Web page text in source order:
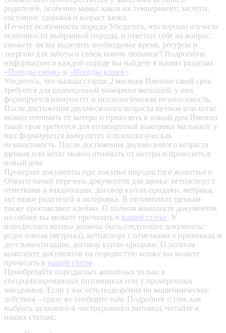
родителей, особенно мамы: каков их темперамент, заслуги,
состояние здоровья и возраст вязки.
Изучите особенности породы Убедитесь, что хорошо изучили
особенности выбранной породы, и ответьте себе на вопрос:
сможете ли вы выделить необходимое время, ресурсы и
энергию для заботы о своем новом любимце? Подробную
информацию о каждой породе вы найдете в наших разделах
«Породы собак» и «Породы кошек».
Убедитесь, что малыш старше 2 месяцев Именно такой срок
требуется для полноценной выкормки малышей: у них
формируется иммунитет и психологическая независимость.
После достижения двухмесячного возраста щенков или котят
можно отнимать от матери и привозить в новый дом.Именно
такой срок требуется для полноценной выкормки малышей: у
них формируется иммунитет и психологическая
независимость. После достижения двухмесячного возраста
щенков или котят можно отнимать от матери и привозить в
новый дом.
Проверьте документы при покупке породистого животного
Обязательный перечень документов для щенка: ветпаспорт с
отметками о вакцинации, договор купли-продажи, метрика,
акт вязки родителей и актировка. В питомниках щенкам
также проставляют клеймо. О полном комплекте документов
на собаку вы можете прочитать в нашей статье. У
породистого котика должны быть следующие документы:
родословная (метрика), ветпаспорт с отметками о прививках и
дегельминтизации, договор купли-продажи. О полном
комплекте документов на породистую кошку вы можете
прочитать в нашей статье.
Приобретайте породистых животных только в
специализированных питомниках или у проверенных
заводчиков. Если у вас есть подозрения на мошеннические
действия – сразу же сообщите нам. Подробнее о том, как
выбрать здорового и чистокровного питомца, читайте в
наших статьях: